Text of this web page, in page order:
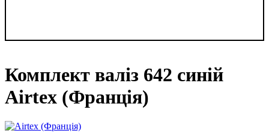
Комплект валіз 642 синій
Airtex (Франція)